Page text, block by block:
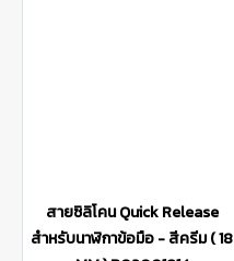
สายซิลิโคน Quick Release
สำหรับนาฬิกาข้อมือ - สีครีม ( 18